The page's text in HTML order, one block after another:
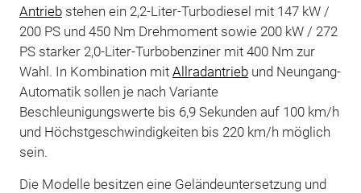
Antriebstehen ein 2,2-Liter-Turbodiesel mit 147 kW /
200 PS und 450 Nm Drehmoment sowie 200 kW / 272
PS starker 2,0-Liter-Turbobenziner mit 400 Nm zur
Wahl. In Kombination mit Allradantriebund Neungang-
Automatik sollen je nach Variante
Beschleunigungswerte bis 6,9 Sekunden auf 100 km/h
und Höchstgeschwindigkeiten bis 220 km/h möglich
sein.
Die Modelle besitzen eine Geländeuntersetzung und